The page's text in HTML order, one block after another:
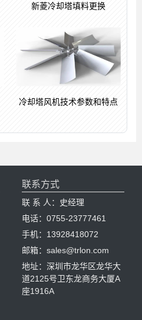
新菱冷却塔填料更换
冷却塔风机技术参数和特点
联系方式
联 系 人：史经理
电话：0755-23777461
手机：13928418072
邮箱：sales@trlon.com
地址：深圳市龙华区龙华大
道2125号卫东龙商务大厦A
座1916A